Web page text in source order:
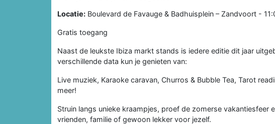
Locatie: Boulevard de Favauge & Badhuisplein – Zandvoort -
Gratis toegang
Naast de leukste Ibiza markt stands is iedere editie dit jaar
verschillende data kun je genieten van:
Live muziek, Karaoke caravan, Churros & Bubble Tea, Tarot
meer!
Struin langs unieke kraampjes, proef de zomerse vakantiesfeer
vrienden, familie of gewoon lekker voor jezelf.